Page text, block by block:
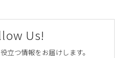
Us!
立つ情報をお届けします。